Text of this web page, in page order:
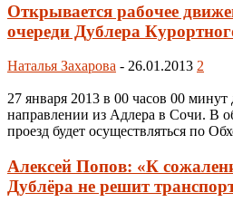
Открывается рабочее
очереди Дублера
Наталья Захарова - 26.01.2013 2
27 января 2013 в 00 часов 00
направлении из Адлера в Сочи. В
проезд будет осуществляться по
Алексей Попов: «К
Дублёра не решит